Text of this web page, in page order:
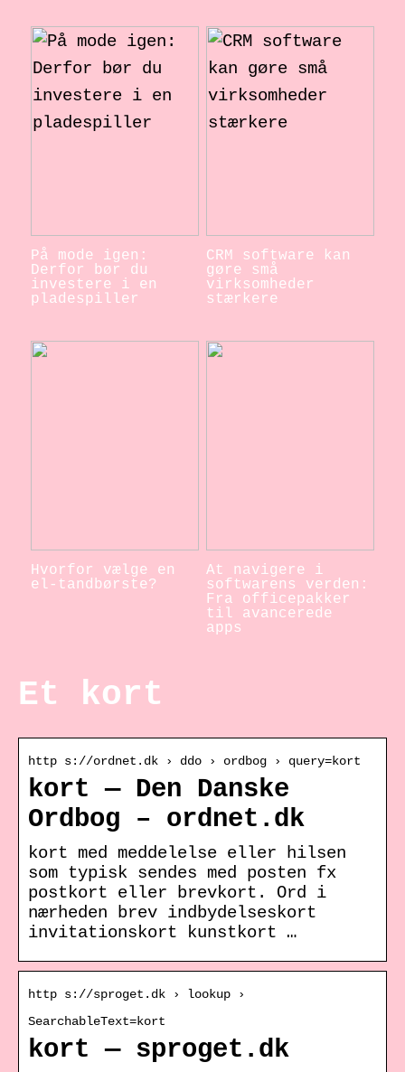
På mode igen:
Derfor bør du
investere i en
pladespiller
CRM software kan
gøre små
virksomheder
stærkere
Hvorfor vælge en
el-tandbørste?
At navigere i
softwarens verden:
Fra officepakker
til avancerede
apps
Et kort
http s://ordnet.dk › ddo › ordbog › query=kort
kort — Den Danske
Ordbog – ordnet.dk
kort med meddelelse eller hilsen
som typisk sendes med posten fx
postkort eller brevkort. Ord i
nærheden brev indbydelseskort
invitationskort kunstkort …
http s://sproget.dk › lookup ›
SearchableText=kort
kort — sproget.dk